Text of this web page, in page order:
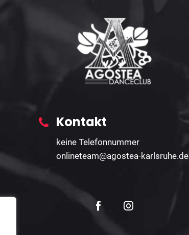
Kontakt
keine Telefonnummer
onlineteam@agostea-karlsruhe.de